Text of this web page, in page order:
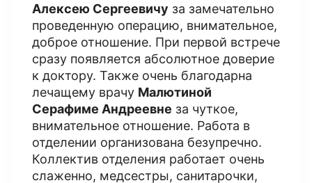
Алексею Сергеевичу за замечательно
проведенную операцию, внимательное,
доброе отношение. При первой встрече
сразу появляется абсолютное доверие
к доктору. Также очень благодарна
лечащему врачу Малютиной
Серафиме Андреевне за чуткое,
внимательное отношение. Работа в
отделении организована безупречно.
Коллектив отделения работает очень
слаженно, медсестры, санитарочки,